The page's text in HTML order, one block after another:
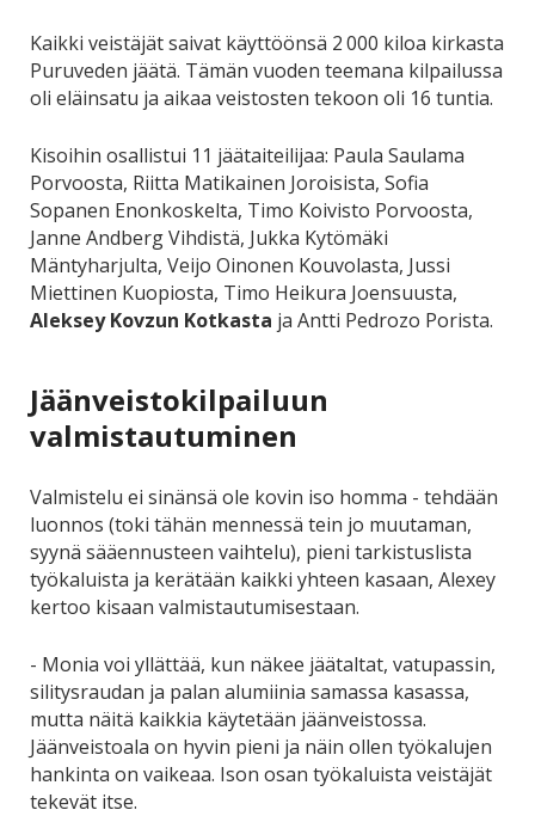
Kaikki veistäjät saivat käyttöönsä 2 000 kiloa kirkasta
Puruveden jäätä. Tämän vuoden teemana kilpailussa
oli eläinsatu ja aikaa veistosten tekoon oli 16 tuntia.
Kisoihin osallistui 11 jäätaiteilijaa: Paula Saulama
Porvoosta, Riitta Matikainen Joroisista, Sofia
Sopanen Enonkoskelta, Timo Koivisto Porvoosta,
Janne Andberg Vihdistä, Jukka Kytömäki
Mäntyharjulta, Veijo Oinonen Kouvolasta, Jussi
Miettinen Kuopiosta, Timo Heikura Joensuusta,
Aleksey Kovzun Kotkasta ja Antti Pedrozo Porista.
Jäänveistokilpailuun
valmistautuminen
Valmistelu ei sinänsä ole kovin iso homma - tehdään
luonnos (toki tähän mennessä tein jo muutaman,
syynä sääennusteen vaihtelu), pieni tarkistuslista
työkaluista ja kerätään kaikki yhteen kasaan, Alexey
kertoo kisaan valmistautumisestaan.
- Monia voi yllättää, kun näkee jäätaltat, vatupassin,
silitysraudan ja palan alumiinia samassa kasassa,
mutta näitä kaikkia käytetään jäänveistossa.
Jäänveistoala on hyvin pieni ja näin ollen työkalujen
hankinta on vaikeaa. Ison osan työkaluista veistäjät
tekevät itse.